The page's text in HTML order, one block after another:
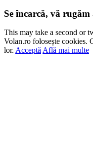
Se încarcă, vă rugăm
This may take a second or
Volan.ro folosește cookies.
lor. Acceptă Află mai multe